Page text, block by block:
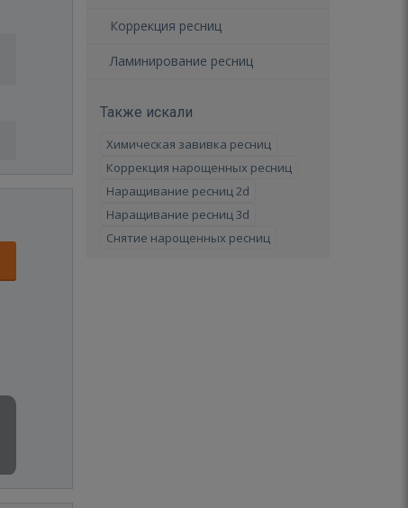
Коррекция ресниц
Ламинирование ресниц
Также искали
Химическая завивка ресниц
Коррекция нарощенных ресниц
Наращивание ресниц 2d
Наращивание ресниц 3d
Снятие нарощенных ресниц